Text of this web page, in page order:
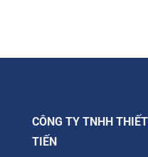
CÔNG TY TNHH
TIẾN